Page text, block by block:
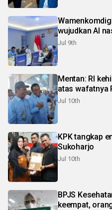
wujudkan AI
Jul 9th
Mentan: RI
atas wafatnya
Jul 10th
KPK tangkap
Sukoharjo
Jul 10th
BPJS
keempat,